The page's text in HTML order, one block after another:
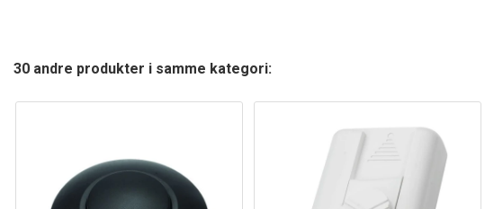
30 andre produkter i samme kategori: